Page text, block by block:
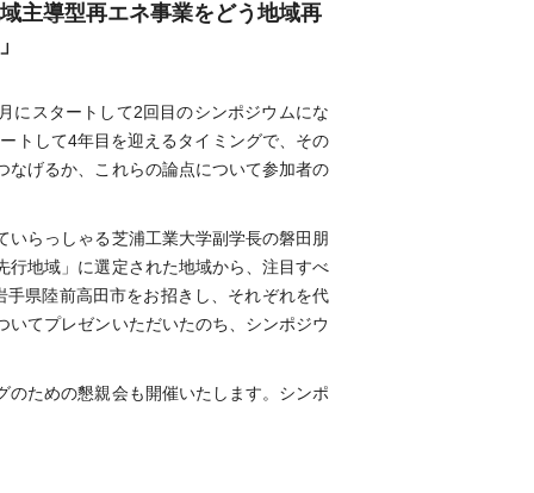
導型再エネ事業をどう地域再
にスタートして2回目のシンポジウムにな
トして4年目を迎えるタイミングで、その
なげるか、これらの論点について参加者の
らっしゃる芝浦工業大学副学長の磐田朋
行地域」に選定された地域から、注目すべ
県陸前高田市をお招きし、それぞれを代
てプレゼンいただいたのち、シンポジウ
ための懇親会も開催いたします。シンポ